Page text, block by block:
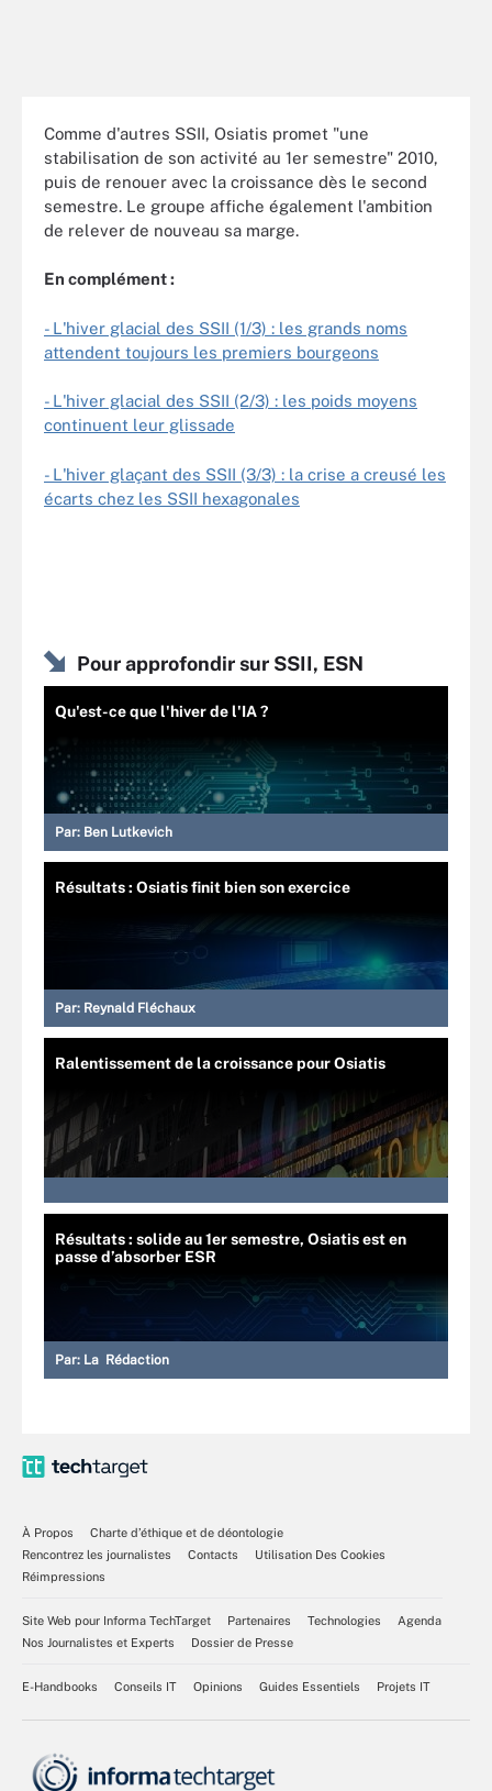
Comme d'autres SSII, Osiatis promet "une
stabilisation de son activité au 1er semestre" 2010,
puis de renouer avec la croissance dès le second
semestre. Le groupe affiche également l'ambition
de relever de nouveau sa marge.
En complément :
- L'hiver glacial des SSII (1/3) : les grands noms
attendent toujours les premiers bourgeons
- L'hiver glacial des SSII (2/3) : les poids moyens
continuent leur glissade
- L'hiver glaçant des SSII (3/3) : la crise a creusé les
écarts chez les SSII hexagonales
Pour approfondir sur SSII, ESN
Qu'est-ce que l'hiver de l'IA ?
Par: Ben Lutkevich
Résultats : Osiatis finit bien son exercice
Par: Reynald Fléchaux
Ralentissement de la croissance pour Osiatis
Résultats : solide au 1er semestre, Osiatis est en
passe d’absorber ESR
Par: La Rédaction
À Propos
Charte d’éthique et de déontologie
Rencontrez les journalistes
Contacts
Utilisation Des Cookies
Réimpressions
Site Web pour Informa TechTarget Partenaires Technologies
Agenda
Nos Journalistes et Experts
Dossier de Presse
E-Handbooks Conseils IT Opinions Guides Essentiels Projets IT